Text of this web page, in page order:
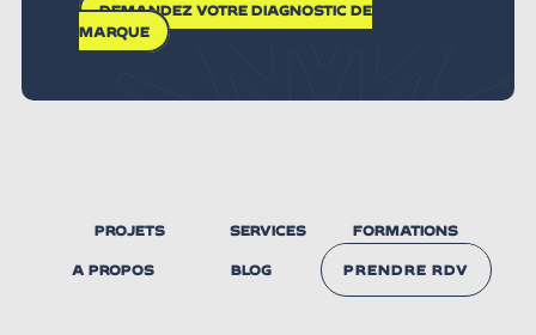
DEMANDEZ VOTRE DIAGNOSTIC DE
MARQUE
PROJETS SERVICES FORMATIONS
A PROPOS BLOG
PRENDRE RDV